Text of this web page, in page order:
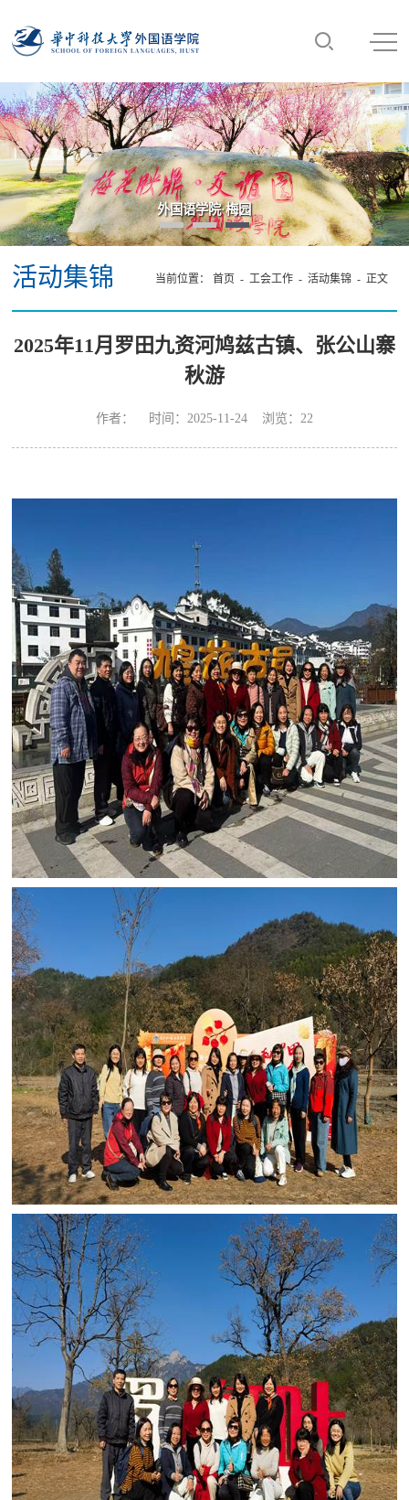
外国语学院·梅园 “数智·语言·未来
活动集锦 当前位置： 首页 - 工会工作 - 活动集锦- 正文
2025年11月罗田九资河鸠兹古镇、张公山寨
秋游
作者： 时间：2025-11-24 浏览： 22